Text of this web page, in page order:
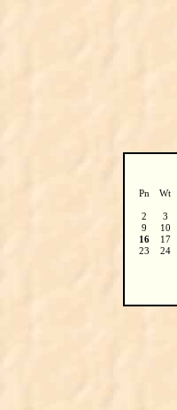
Pn Wt
2
3
9
10
16
17
23
24